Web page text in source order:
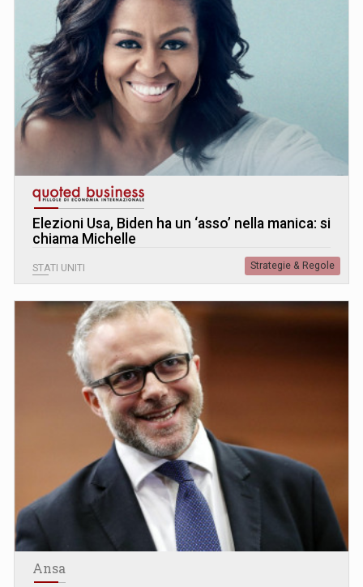
Elezioni Usa, Biden ha un ‘asso’ nella manica: si
chiama Michelle
STATI UNITI Strategie & Regole
Ansa